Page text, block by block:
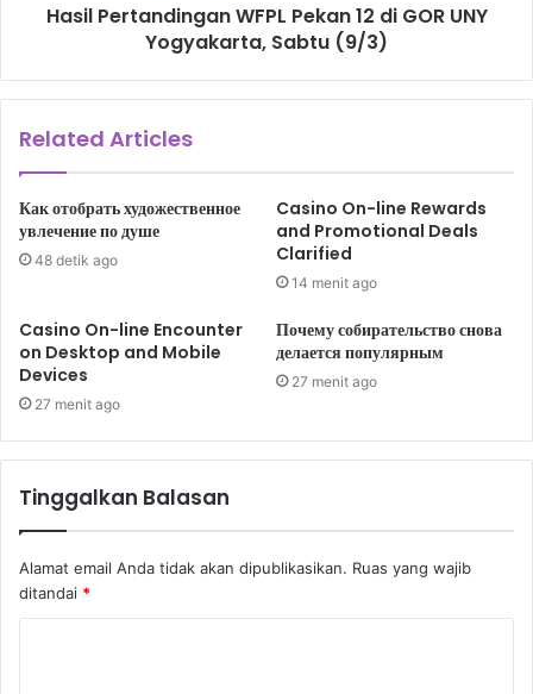
Hasil Pertandingan WFPL Pekan 12 di GOR UNY
Yogyakarta, Sabtu (9/3)
Related Articles
Как отобрать художественное
увлечение по душе
48 detik ago
Casino On-line Rewards
and Promotional Deals
Clarified
14 menit ago
Casino On-line Encounter
on Desktop and Mobile
Devices
27 menit ago
Почему собирательство снова
делается популярным
27 menit ago
Tinggalkan Balasan
Alamat email Anda tidak akan dipublikasikan. Ruas yang wajib
ditandai *